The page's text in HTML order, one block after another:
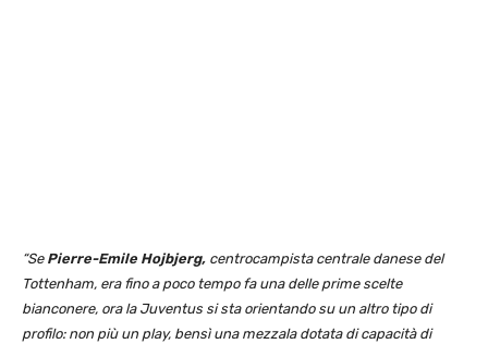
“Se Pierre-Emile Hojbjerg, centrocampista centrale danese del
Tottenham, era fino a poco tempo fa una delle prime scelte
bianconere, ora la Juventus si sta orientando su un altro tipo di
profilo: non più un play, bensì una mezzala dotata di capacità di